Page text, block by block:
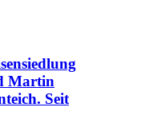
Martin
Seit